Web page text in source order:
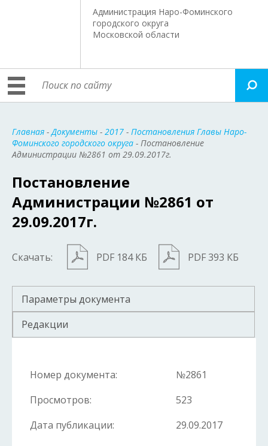
Администрация Наро-Фоминского
городского округа
Московской области
Главная -Документы - 2017 - Постановления Главы Наро-
Фоминского городского округа - Постановление
Администрации №2861 от 29.09.2017г.
Постановление
Администрации №2861 от
29.09.2017г.
Скачать: PDF 184 КБ PDF 393 КБ
Параметры документа
Редакции
Номер документа:
№2861
Просмотров:
523
Дата публикации:
29.09.2017